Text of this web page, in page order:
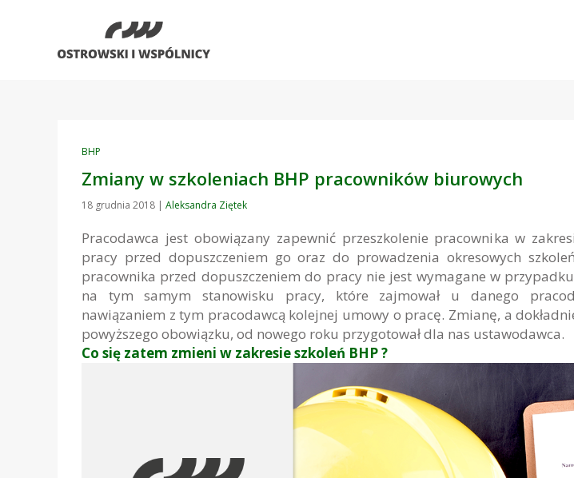
BHP
Zmiany w szkoleniach BHP pracowników biurowych
18 grudnia 2018 | Aleksandra Ziętek
Pracodawca jest obowiązany zapewnić przeszkolenie pracownika w
pracy przed dopuszczeniem go oraz do prowadzenia okresowych
pracownika przed dopuszczeniem do pracy nie jest wymagane w
na tym samym stanowisku pracy, które zajmował u danego
nawiązaniem z tym pracodawcą kolejnej umowy o pracę. Zmianę, a
powyższego obowiązku, od nowego roku przygotował dla nas ustawodawca.
Co się zatem zmieni w zakresie szkoleń BHP ?